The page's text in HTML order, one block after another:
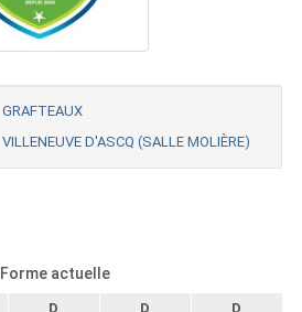
GRAFTEAUX
VILLENEUVE D'ASCQ (SALLE MOLIÈRE)
Forme actuelle
D D D